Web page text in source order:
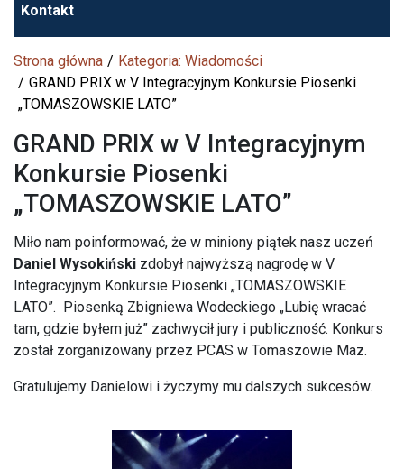
Kontakt
Strona główna
Kategoria: Wiadomości
GRAND PRIX w V Integracyjnym Konkursie Piosenki
„TOMASZOWSKIE LATO”
GRAND PRIX w V Integracyjnym
Konkursie Piosenki
„TOMASZOWSKIE LATO”
Miło nam poinformować, że w miniony piątek nasz uczeń
Daniel Wysokiński zdobył najwyższą nagrodę w V
Integracyjnym Konkursie Piosenki „TOMASZOWSKIE
LATO”. Piosenką Zbigniewa Wodeckiego „Lubię wracać
tam, gdzie byłem już” zachwycił jury i publiczność. Konkurs
został zorganizowany przez PCAS w Tomaszowie Maz.
Gratulujemy Danielowi i życzymy mu dalszych sukcesów.